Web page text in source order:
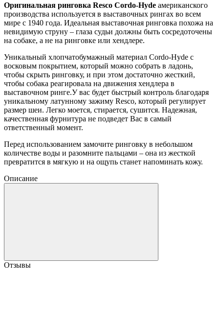
Оригинальная ринговка Resco Cordo-Hyde американского
производства используется в выставочных рингах во всем
мире с 1940 года. Идеальная выставочная ринговка похожа на
невидимую струну – глаза судьи должны быть сосредоточены
на собаке, а не на ринговке или хендлере.
Уникальный хлопчатобумажный материал Cordo-Hyde с
восковым покрытием, который можно собрать в ладонь,
чтобы скрыть ринговку, и при этом достаточно жесткий,
чтобы собака реагировала на движения хендлера в
выставочном ринге.У вас будет быстрый контроль благодаря
уникальному латунному зажиму Resco, который регулирует
размер шеи. Легко моется, стирается, сушится. Надежная,
качественная фурнитура не подведет Вас в самый
ответственный момент.
Перед использованием замочите ринговку в небольшом
количестве воды и разомните пальцами – она из жесткой
превратится в мягкую и на ощупь станет напоминать кожу.
Описание
Отзывы